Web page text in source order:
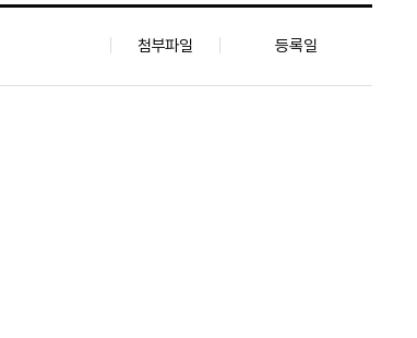
첨부파일 등록일